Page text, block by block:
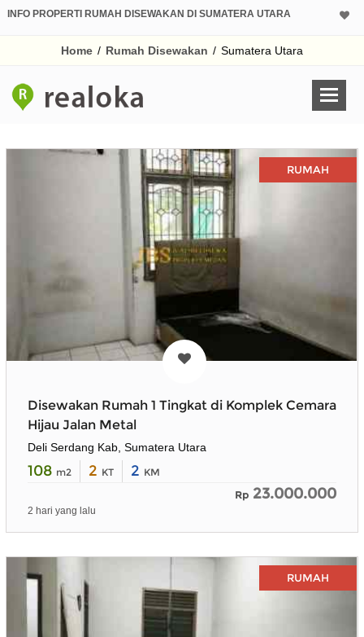
INFO PROPERTI RUMAH DISEWAKAN DI SUMATERA UTARA
Home / Rumah Disewakan / Sumatera Utara
RUMAH
Disewakan Rumah 1 Tingkat di Komplek Cemara
Hijau Jalan Metal
Deli Serdang Kab, Sumatera Utara
108 m2 2 KT 2 KM
Rp 23.000.000
2 hari yang lalu
RUMAH